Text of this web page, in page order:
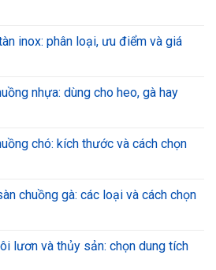
inox: phân loại, ưu điểm và giá
nhựa: dùng cho heo, gà hay
chó: kích thước và cách chọn
chuồng gà: các loại và cách chọn
lươn và thủy sản: chọn dung tích